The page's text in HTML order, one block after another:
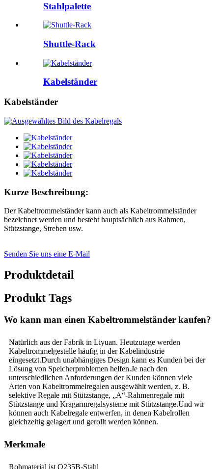
Stahlpalette
Shuttle-Rack
Kabelständer
Kabelständer
Kurze Beschreibung:
Der Kabeltrommelständer kann auch als Kabeltrommelständer
bezeichnet werden und besteht hauptsächlich aus Rahmen,
Stützstange, Streben usw.
Senden Sie uns eine E-Mail
Produktdetail
Produkt Tags
Wo kann man einen Kabeltrommelständer kaufen?
Natürlich aus der Fabrik in Liyuan. Heutzutage werden
Kabeltrommelgestelle häufig in der Kabelindustrie
eingesetzt.Durch unabhängiges Design kann es Kunden bei der
Lösung von Speicherproblemen helfen.Je nach den
unterschiedlichen Anforderungen der Kunden können viele
Arten von Kabeltrommelregalen ausgewählt werden, z. B.
selektive Regale mit Stützstange, „A“-Rahmenregale mit
Stützstange und Kragarmregalsysteme mit Stützstange.Und wir
können auch Kabelregale entwerfen, in denen Kabelrollen
gleichzeitig gelagert und gerollt werden können.
Merkmale
Rohmaterial ist Q235B-Stahl